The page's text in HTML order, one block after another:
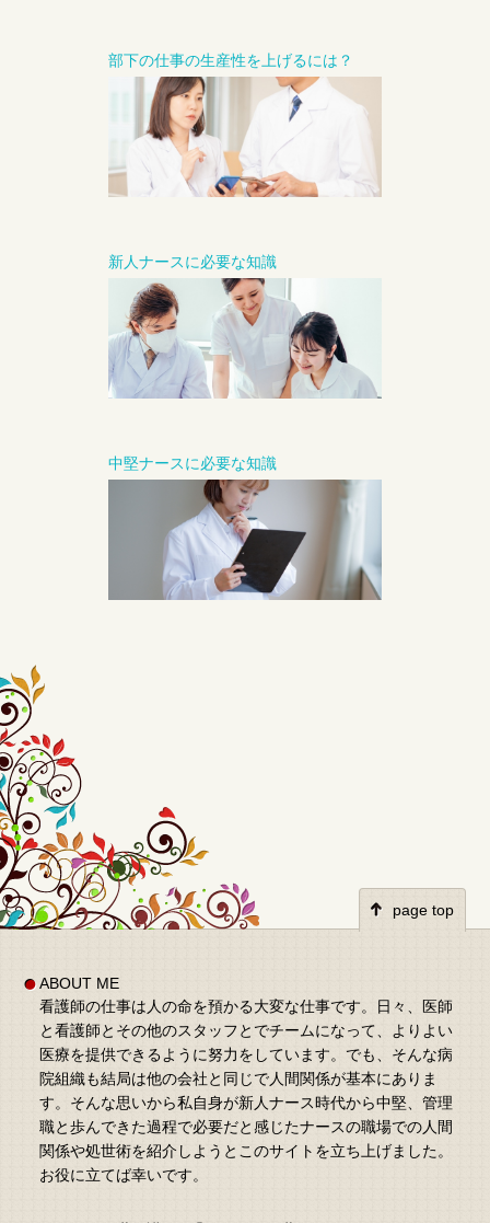
部下の仕事の生産性を上げるには？
新人ナースに必要な知識
中堅ナースに必要な知識
page top
ABOUT ME
看護師の仕事は人の命を預かる大変な仕事です。日々、医師
と看護師とその他のスタッフとでチームになって、よりよい
医療を提供できるように努力をしています。でも、そんな病
院組織も結局は他の会社と同じで人間関係が基本にありま
す。そんな思いから私自身が新人ナース時代から中堅、管理
職と歩んできた過程で必要だと感じたナースの職場での人間
関係や処世術を紹介しようとこのサイトを立ち上げました。
お役に立てば幸いです。